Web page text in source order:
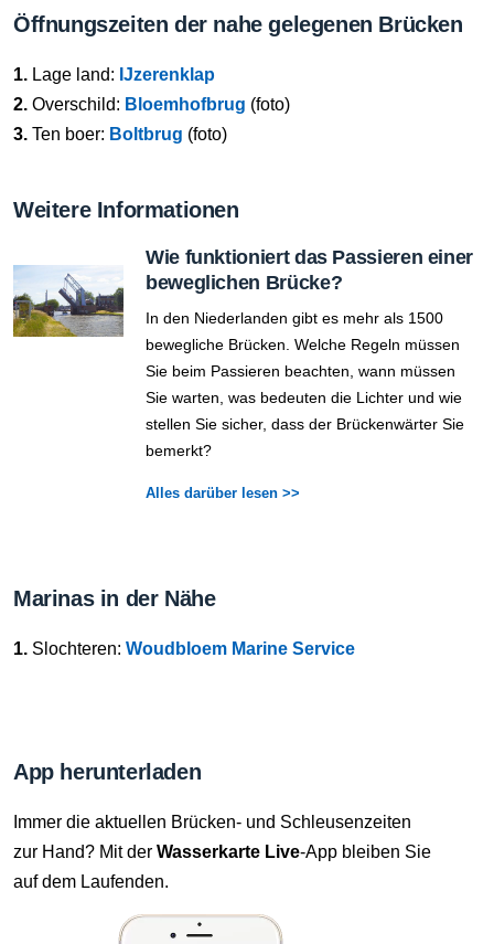
Öffnungszeiten der nahe gelegenen Brücken
1. Lage land: IJzerenklap
2. Overschild: Bloemhofbrug (foto)
3. Ten boer: Boltbrug (foto)
Weitere Informationen
Wie funktioniert das Passieren einer
beweglichen Brücke?
In den Niederlanden gibt es mehr als 1500
bewegliche Brücken. Welche Regeln müssen
Sie beim Passieren beachten, wann müssen
Sie warten, was bedeuten die Lichter und wie
stellen Sie sicher, dass der Brückenwärter Sie
bemerkt?
Alles darüber lesen >>
Marinas in der Nähe
1. Slochteren: Woudbloem Marine Service
App herunterladen
Immer die aktuellen Brücken- und Schleusenzeiten
zur Hand? Mit der Wasserkarte Live-App bleiben Sie
auf dem Laufenden.